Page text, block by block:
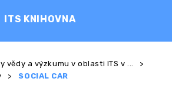
ITS KNIHOVNA
vědy a výzkumu v oblasti ITS v ...
>
> SOCIAL CAR